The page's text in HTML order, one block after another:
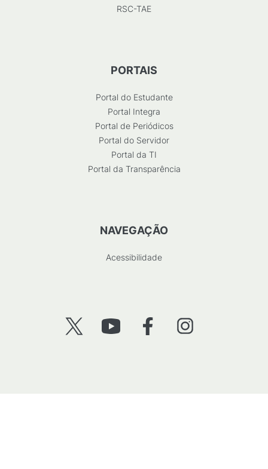
RSC-TAE
PORTAIS
Portal do Estudante
Portal Integra
Portal de Periódicos
Portal do Servidor
Portal da TI
Portal da Transparência
NAVEGAÇÃO
Acessibilidade